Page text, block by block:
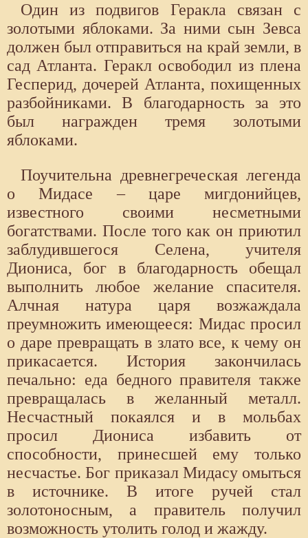
Один из подвигов Геракла связан с
золотыми яблоками. За ними сын Зевса
должен был отправиться на край земли, в
сад Атланта. Геракл освободил из плена
Гесперид, дочерей Атланта, похищенных
разбойниками. В благодарность за это
был награжден тремя золотыми
яблоками.
Поучительна древнегреческая легенда
о Мидасе – царе мигдонийцев,
известного своими несметными
богатствами. После того как он приютил
заблудившегося Селена, учителя
Диониса, бог в благодарность обещал
выполнить любое желание спасителя.
Алчная натура царя возжаждала
преумножить имеющееся: Мидас просил
о даре превращать в злато все, к чему он
прикасается. История закончилась
печально: еда бедного правителя также
превращалась в желанный металл.
Несчастный покаялся и в мольбах
просил Диониса избавить от
способности, принесшей ему только
несчастье. Бог приказал Мидасу омыться
в источнике. В итоге ручей стал
золотоносным, а правитель получил
возможность утолить голод и жажду.